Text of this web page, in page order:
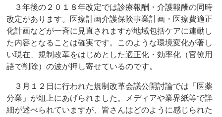
３年後の２０１８年改定では診療報酬・介護報酬の同時
改定があります。医療計画介護保険事業計画・医療費適正
化計画などが一斉に見直されますが地域包括ケアに連動し
た内容となることは確実です。このような環境変化が著し
い現在、規制改革をはじめとした適正化・効率化（官僚用
語で削除）の波が押し寄せているのです。
３月１２日に行われた規制改革会議公開討論では「医薬
分業」が俎上にあげられました。メディアや業界紙等で詳
細が述べられていますが、皆さんはどのように感じられた